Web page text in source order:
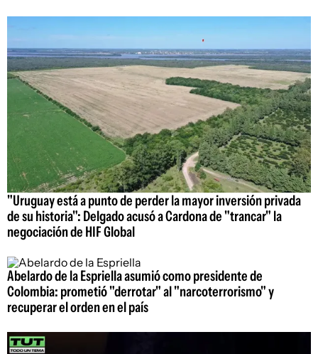
"Uruguay está a punto de perder la mayor inversión privada
de su historia": Delgado acusó a Cardona de "trancar" la
negociación de HIF Global
Abelardo de la Espriella asumió como presidente de
Colombia: prometió "derrotar" al "narcoterrorismo" y
recuperar el orden en el país